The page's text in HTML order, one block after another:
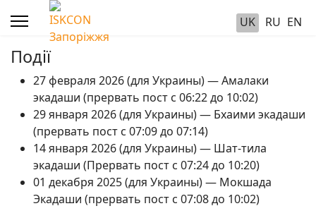
UK RU EN
Події
27 февраля 2026 (для Украины) — Амалаки
экадаши (прервать пост с 06:22 до 10:02)
29 января 2026 (для Украины) — Бхаими экадаши
(прервать пост с 07:09 до 07:14)
14 января 2026 (для Украины) — Шат-тила
экадаши (Прервать пост с 07:24 до 10:20)
01 декабря 2025 (для Украины) — Мокшада
Экадаши (прервать пост с 07:08 до 10:02)